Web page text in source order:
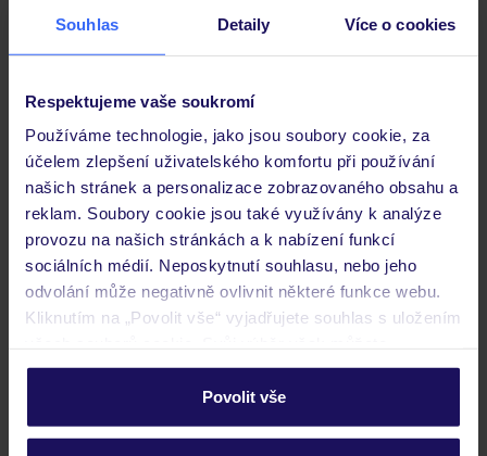
Souhlas Detaily Více o cookies
Respektujeme vaše soukromí
Používáme technologie, jako jsou soubory cookie, za
účelem zlepšení uživatelského komfortu při používání
našich stránek a personalizace zobrazovaného obsahu a
reklam. Soubory cookie jsou také využívány k analýze
provozu na našich stránkách a k nabízení funkcí
sociálních médií. Neposkytnutí souhlasu, nebo jeho
odvolání může negativně ovlivnit některé funkce webu.
Kliknutím na „Povolit vše“ vyjadřujete souhlas s uložením
personalizovat v sekci „Personalizace“.
Podrobné informace o souborech cookie naleznete v
Povolit vše
205 hodnocení
Hotel Terminus
RAKOUSKO VÍDEŇ VÍDEŇ
2 271
OSOBA
15.11.2026 - 17.11.2026 (2 nocí)
Bez stravy